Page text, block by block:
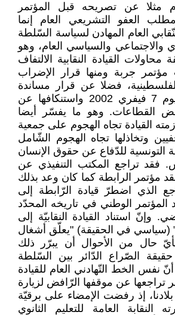
مثلا عن تصريحه قبل المؤتمر
العفو التشريعي العام إنما
العام المهادن لسياسة السّلطة
والاجتماعي والسياسي العام، وهو
القيادة النقابية الالتفاف
جربة ومنها قرار الإضراب
الفلسطينية، فضلا عن قرار مساندة
إضراب المحامين ليوم 7 فيفري 2002 واستنكافها عن
القطاعات. وهو ما يفسّر أيضا
القيادة تجاه الهجوم على جمعية
وتخاذلها تجاه الهجوم الشّامل
للدّفاع عن حقوق الإنسان
فقد تراجع المكتب التنفيذي عن
مؤتمر الرابطة كما كان وعد بذلك
الذي اضطرّ قيادة الرّابطة إلى
المؤتمر الوطني في تاريخه المحدّد
وإنّ استناد القيادة النقابيّة إلى
في الحقيقة) "يعلّق أشغال
بأيّ حال من الأحوال أن يبرّر ذلك
الصّراع الدّائر بين السّلطة
نفس الخط التّهادني العام للقيادة
تراجعها عن موقفها الرّافض لزيارة
بلادنا، إذ رفضت الإمضاء على برقيّة
النقابة العامة للتعليم الثانوي